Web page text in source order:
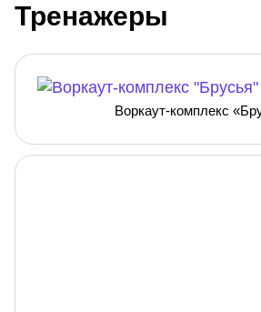
Тренажеры
Воркаут-комплекс